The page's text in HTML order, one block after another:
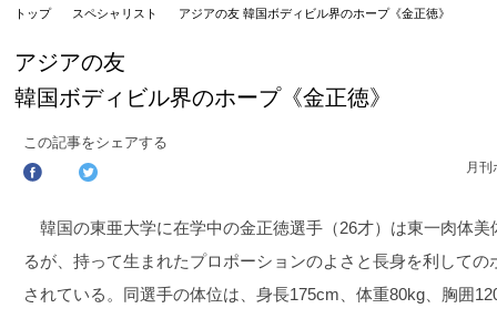
トップ スペシャリスト アジアの友 韓国ボディビル界のホープ《金正徳》
アジアの友
韓国ボディビル界のホープ《金正徳》
この記事をシェアする
月
韓国の東亜大学に在学中の金正徳選手（26才）は東一肉体
るが、持って生まれたプロポーションのよさと長身を利して
されている。同選手の体位は、身長175cm、体重80kg、胸囲